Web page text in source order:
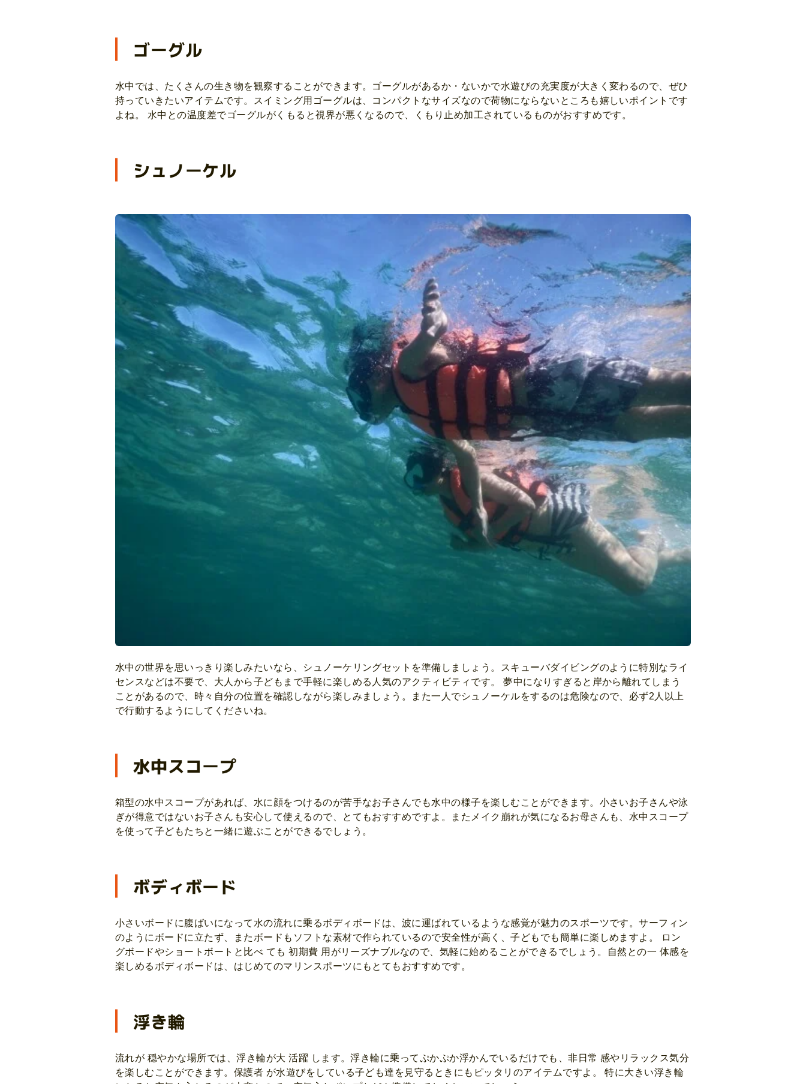
ゴーグル
水中では、たくさんの生き物を観察することができます。ゴーグルがあるか・ないかで水遊びの充実度が大きく変わるので、ぜひ
持っていきたいアイテムです。スイミング用ゴーグルは、コンパクトなサイズなので荷物にならないところも嬉しいポイントです
よね。 水中との温度差でゴーグルがくもると視界が悪くなるので、くもり止め加工されているものがおすすめです。
シュノーケル
水中の世界を思いっきり楽しみたいなら、シュノーケリングセットを準備しましょう。スキューバダイビングのように特別なライ
センスなどは不要で、大人から子どもまで手軽に楽しめる人気のアクティビティです。 夢中になりすぎると岸から離れてしまう
ことがあるので、時々自分の位置を確認しながら楽しみましょう。また一人でシュノーケルをするのは危険なので、必ず2人以上
で行動するようにしてくださいね。
水中スコープ
箱型の水中スコープがあれば、水に顔をつけるのが苦手なお子さんでも水中の様子を楽しむことができます。小さいお子さんや泳
ぎが得意ではないお子さんも安心して使えるので、とてもおすすめですよ。またメイク崩れが気になるお母さんも、水中スコープ
を使って子どもたちと一緒に遊ぶことができるでしょう。
ボディボード
小さいボードに腹ばいになって水の流れに乗るボディボードは、波に運ばれているような感覚が魅力のスポーツです。サーフィン
のようにボードに立たず、またボードもソフトな素材で作られているので安全性が高く、子どもでも簡単に楽しめますよ。 ロン
グボードやショートボートと比べ ても 初期費 用がリーズナブルなので、気軽に始めることができるでしょう。自然との一 体感を
楽しめるボディボードは、はじめてのマリンスポーツにもとてもおすすめです。
浮き輪
流れが 穏やかな場所では、浮き輪が大 活躍 します。浮き輪に乗ってぷかぷか浮かんでいるだけでも、非日常 感やリラックス気分
を楽しむことができます。保護者 が水遊びをしている子ども達を見守るときにもピッタリのアイテムですよ。 特に大きい浮き輪